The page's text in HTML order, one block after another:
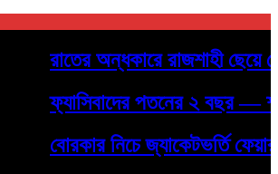
রাতের অন্ধকারে রাজশাহী ছেয়ে
ফ্যাসিবাদের পতনের ২ বছর —
বোরকার নিচে জ্যাকেটভর্তি